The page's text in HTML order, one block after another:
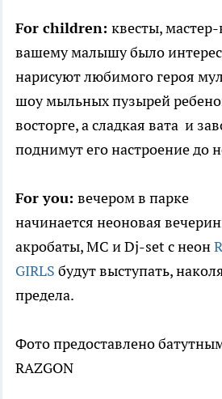
For children: квесты,
вашему малышу было
нарисуют любимого героя
шоу мыльных пузырей
восторге, а сладкая вата и
поднимут его настроение до
For you: вечером в парке
начинается неоновая
акробаты, MC и Dj-set c неон
GIRLS будут выступать,
предела.
Фото предоставлено
RAZGON